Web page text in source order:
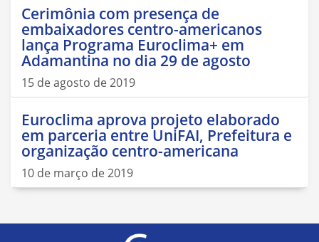
Cerimônia com presença de
embaixadores centro-americanos
lança Programa Euroclima+ em
Adamantina no dia 29 de agosto
15 de agosto de 2019
Euroclima aprova projeto elaborado
em parceria entre UniFAI, Prefeitura e
organização centro-americana
10 de março de 2019